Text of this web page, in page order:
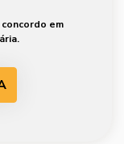
concordo em